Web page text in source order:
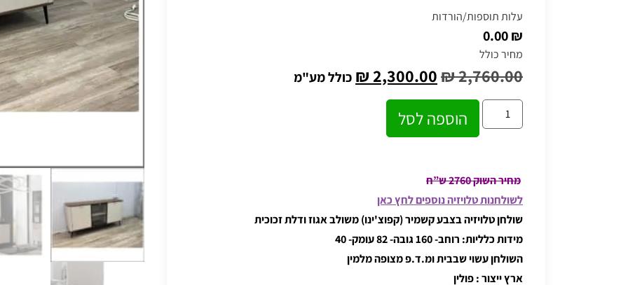
עלות תוספות/הורדות
₪ 0.00
מחיר כולל
₪2,760.00
₪2,300.00 כולל מע"מ
הוספה לסל
מחיר השוק 2760 ש”ח
לשולחנות טלויזיה נוספים לחץ כאן
שולחן טלויזיה בצבע קשמיר (קפוצ'ינו) משולב אגוז ודלת זכוכית
מידות כלליות: רוחב- 160 גובה- 82 עומק- 40
השולחן עשוי שבבית ומ.ד.פ מצופה מלמין
ארץ ייצור : פולין